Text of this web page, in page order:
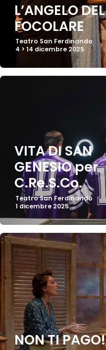
L’ANGELO DEL
FOCOLARE
Teatro San Ferdinando
4 > 14 dicembre 2025
VITA DI SAN
GENESIO per
C.Re.S.Co.
Teatro San Ferdinando
1 dicembre 2025
NON TI PAGO!